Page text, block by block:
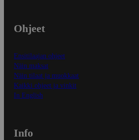
Ohjeet
Ensitilaajan ohjeet
Näin maksat
Näin tilaat ja muokkaat
Kaikki ohjeet ja vinkit
In English
Info